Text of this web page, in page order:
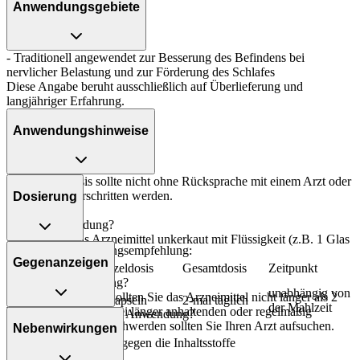
Anwendungsgebiete
- Traditionell angewendet zur Besserung des Befindens bei
nervlicher Belastung und zur Förderung des Schlafes
Diese Angabe beruht ausschließlich auf Überlieferung und
langjähriger Erfahrung.
Anwendungshinweise
Die Gesamtdosis sollte nicht ohne Rücksprache mit einem Arzt oder
Apotheker überschritten werden.
Art der Anwendung?
Nehmen Sie das Arzneimittel unkerkaut mit Flüssigkeit (z.B. 1 Glas
Dauer der Anwendung?
Ohne ärztlichen Rat sollten Sie das Arzneimittel nicht länger als 2
Wochen anwenden. Bei länger anhaltenden oder regelmäßig
wiederkehrenden Beschwerden sollten Sie Ihren Arzt aufsuchen.
Überdosierung?
Dosierung
Allgemeine Dosierungsempfehlung:
Personenkreis
Einzeldosis Gesamtdosis
Zeitpunkt
12 Jahren und
2 Kapseln 2-mal täglich
unabhängig von
der Mahlzeit
Gegenanzeigen
Was spricht gegen eine Anwendung?
- Überempfindlichkeit gegen die Inhaltsstoffe
Nebenwirkungen